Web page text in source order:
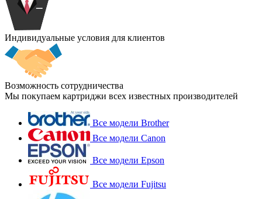
Индивидуальные условия для клиентов
Возможность сотрудничества
Мы покупаем картриджи всех известных производителей
Все модели Brother
Все модели Canon
Все модели Epson
Все модели Fujitsu